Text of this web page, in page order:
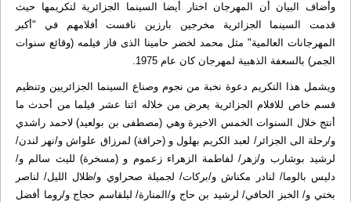
وأضاف البيان أن المهرجان اختار أيضا السينما الجزائرية لتكريمها حيث
قدمت السينما الجزائرية مخرجين بارزين نافست أفلامهم في "أكبر
المهرجانات العالمية" مثل محمد لخضر حامينا الذى فاز فيلمه (وقائع سنوات
الجمر) بالسعفة الذهبية لمهرجان كان عام 1975.
ويشمل هذا التكريم دعوة نخبة من نجوم وصناع السينما الجزائريين وتنظيم
قسم خاص للافلام الجزائرية يعرض من خلاله اثنا عشر فيلما من أحدث ما
أنتج خلال السنوات الخمس الاخيرة وهي (مصطفى بن بولعيد) لاحمد راشدي
و/رحلة الى الجزائر/ لعبد الكريم بهلول و (حراقة) لمرزاق علواش و/نهر لندن/
لرشيد بوشارب و/زهر/ لفاطمة الزهراء زعموم و (مسخرة) لليث سالم و/
دليس بالوما/ لنادر مكناش و/بركات/ لجميلة صحراوي و/ظلال الليل/ لناصر
بختي و/ الخبز الحافي/ لرشيد بن حاج و/المنارة/ لبلقاسم حجاج و/روما أفضل